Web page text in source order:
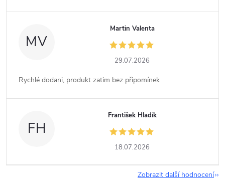
MV
Martin Valenta
29.07.2026
Rychlé dodani, produkt zatim bez připomínek
FH
František Hladík
18.07.2026
Zobrazit další hodnocení